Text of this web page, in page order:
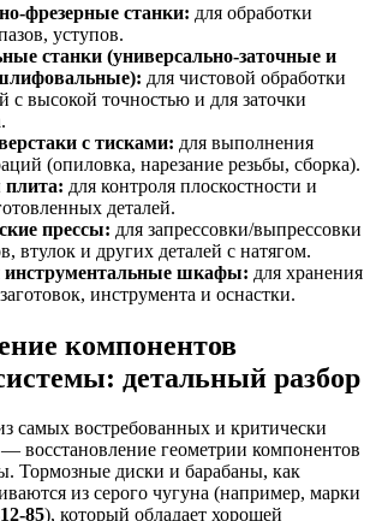
фрезерные станки: для обработки
уступов.
станки (универсально-заточные и
для чистовой обработки
с высокой точностью и для заточки
с тисками: для выполнения
(опиловка, нарезание резьбы, сборка).
плита: для контроля плоскостности и
деталей.
прессы: для запрессовки/выпрессовки
втулок и других деталей с натягом.
шкафы: для хранения
инструмента и оснастки.
компонентов
детальный разбор
самых востребованных и критически
восстановление геометрии компонентов
Тормозные диски и барабаны, как
из серого чугуна (например, марки
85), который обладает хорошей